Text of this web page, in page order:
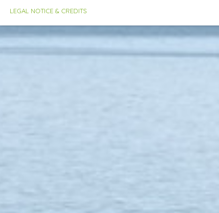
LEGAL NOTICE & CREDITS